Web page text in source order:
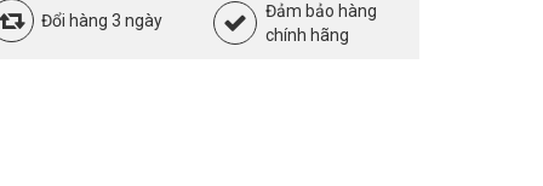
Đổi hàng 3 ngày
Đảm bảo hàng
chính hãng